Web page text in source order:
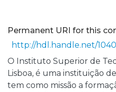
Permanent URI for this
http://hdl.handle.net/
O Instituto Superior de
Lisboa, é uma instituição
tem como missão a